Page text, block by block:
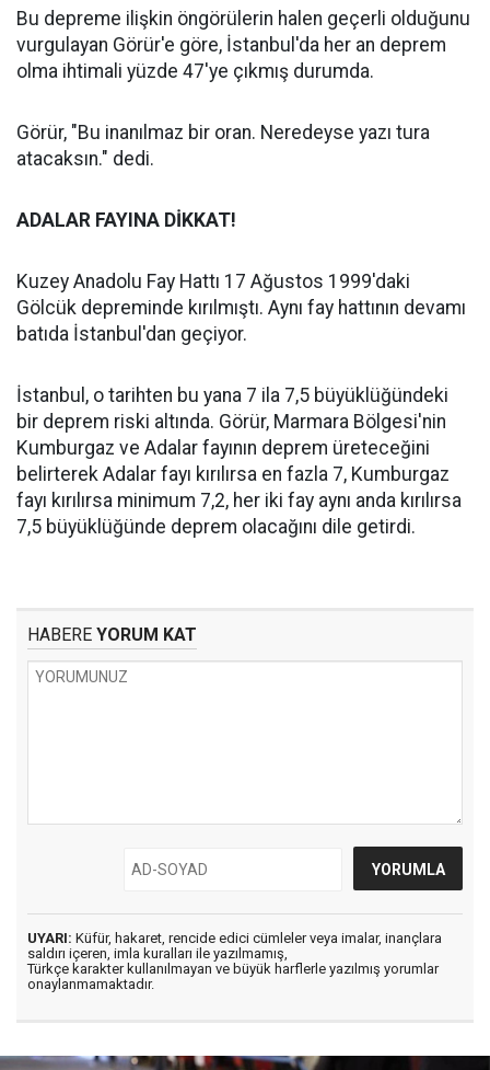
Bu depreme ilişkin öngörülerin halen geçerli olduğunu
vurgulayan Görür'e göre, İstanbul'da her an deprem
olma ihtimali yüzde 47'ye çıkmış durumda.
Görür, "Bu inanılmaz bir oran. Neredeyse yazı tura
atacaksın." dedi.
ADALAR FAYINA DİKKAT!
Kuzey Anadolu Fay Hattı 17 Ağustos 1999'daki
Gölcük depreminde kırılmıştı. Aynı fay hattının devamı
batıda İstanbul'dan geçiyor.
İstanbul, o tarihten bu yana 7 ila 7,5 büyüklüğündeki
bir deprem riski altında. Görür, Marmara Bölgesi'nin
Kumburgaz ve Adalar fayının deprem üreteceğini
belirterek Adalar fayı kırılırsa en fazla 7, Kumburgaz
fayı kırılırsa minimum 7,2, her iki fay aynı anda kırılırsa
7,5 büyüklüğünde deprem olacağını dile getirdi.
HABERE YORUM KAT
UYARI: Küfür, hakaret, rencide edici cümleler veya imalar, inançlara
saldırı içeren, imla kuralları ile yazılmamış,
Türkçe karakter kullanılmayan ve büyük harflerle yazılmış yorumlar
onaylanmamaktadır.